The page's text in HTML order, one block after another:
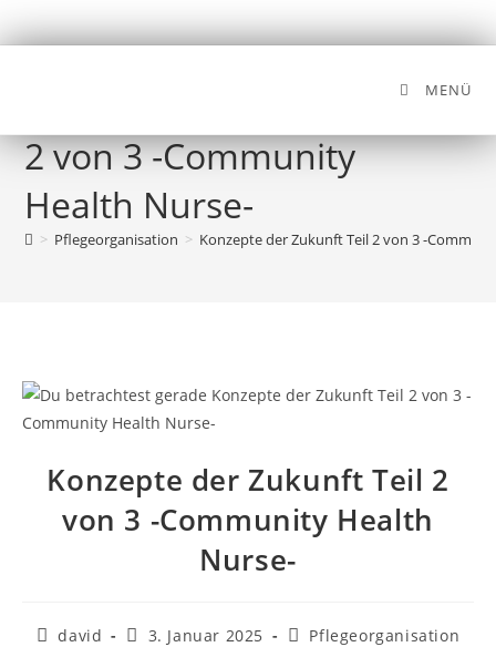
MENÜ
Konzepte der Zukunft Teil
2 von 3 -Community
Health Nurse-
> Pflegeorganisation > Konzepte der Zukunft Teil 2 von 3 -
Konzepte der Zukunft Teil 2
von 3 -Community Health
Nurse-
david 3. Januar 2025 Pflegeorganisation